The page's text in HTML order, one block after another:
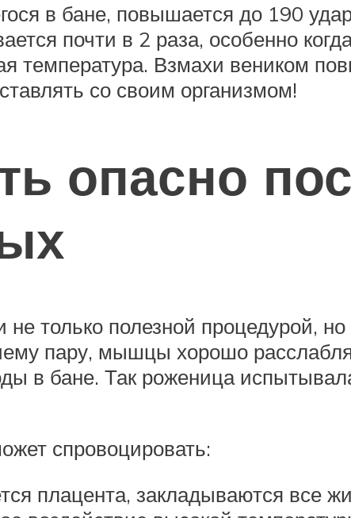
в бане, повышается до 190
почти в 2 раза, особенно
температура. Взмахи веником
со своим организмом!
опасно
только полезной процедурой,
пару, мышцы хорошо
в бане. Так роженица
спровоцировать:
плацента, закладываются все